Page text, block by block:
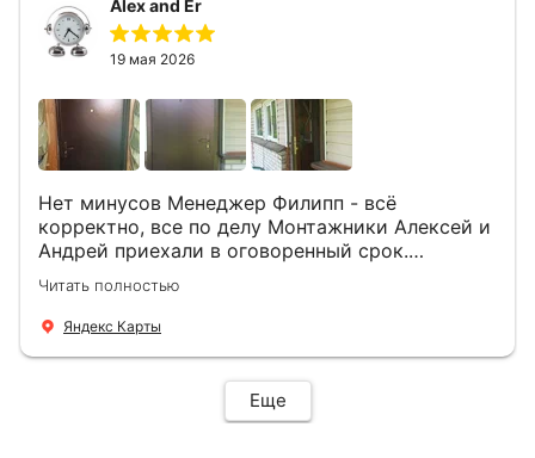
Alex and Er
19 мая 2026
Нет минусов Менеджер Филипп - всё
корректно, все по делу Монтажники Алексей и
Андрей приехали в оговоренный срок.
Демонтировали старую дверь и установили
новую буквально за час Быстро и качественно
+ нормальные цены Всем большое спасибо
Читать полностью
Яндекс Карты
Еще